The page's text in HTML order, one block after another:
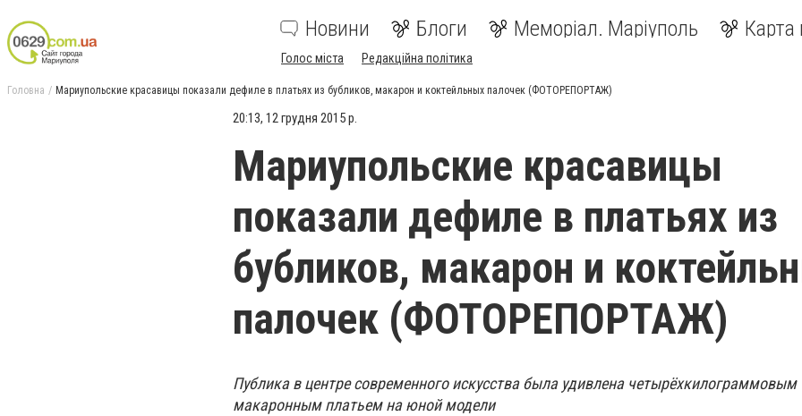
Новини Блоги Меморіал. Маріуполь Карта
Голос міста Редакційна політика
Головна Мариупольские красавицы показали дефиле в платьях из бубликов, макарон и коктейльных палочек (ФОТОРЕПОРТАЖ)
20:13, 12 грудня 2015 р.
Мариупольские красавицы
показали дефиле в платьях из
бубликов, макарон и
палочек (ФОТОРЕПОРТАЖ)
Публика в центре современного искусства была удивлена четырёхкилограммовым
макаронным платьем на юной модели